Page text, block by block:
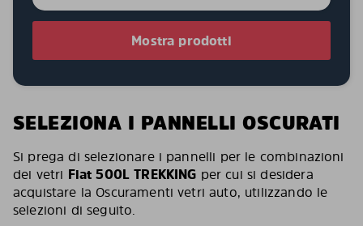
Mostra prodotti
SELEZIONA I PANNELLI OSCURATI
Si prega di selezionare i pannelli per le combinazioni
dei vetri Fiat 500L TREKKING per cui si desidera
acquistare la Oscuramenti vetri auto, utilizzando le
selezioni di seguito.